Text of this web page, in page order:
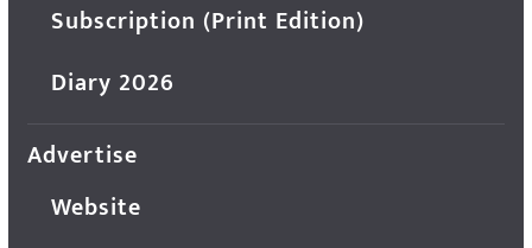
Subscription (Print Edition)
Diary 2026
Advertise
Website